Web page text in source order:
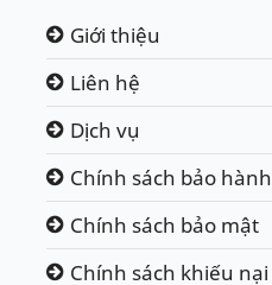
Giới thiệu
Liên hệ
Dịch vụ
Chính sách bảo hành
Chính sách bảo mật
Chính sách khiếu nại